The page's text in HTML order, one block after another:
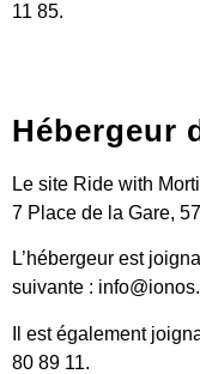
11 85.
Hébergeur
Le site Ride with
7 Place de la Gare,
L’hébergeur est
suivante :
Il est également
80 89 11.